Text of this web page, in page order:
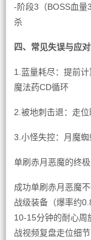
-阶段3（BOSS血量
杀
四、常见失误与应
1.蓝量耗尽：提前
魔法药CD循环
2.被地刺击退：走
3.小怪失控：月魔
单刷赤月恶魔的终
成功单刷赤月恶魔
战级装备（爆率约
10-15分钟的耐心周
战视频复盘走位细